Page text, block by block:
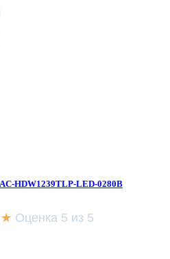
HDW1239TLP-LED-0280B
★ Оценка 5 из 5